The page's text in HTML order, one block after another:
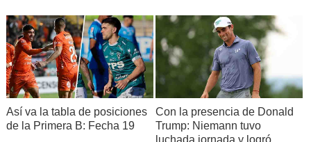
Así va la tabla de posiciones
de la Primera B: Fecha 19
Con la presencia de Donald
Trump: Niemann tuvo
luchada jornada y logró